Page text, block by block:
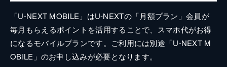
「U-NEXT MOBILE」はU-NEXTの「月額プラン」会員が
毎月もらえるポイントを活用することで、スマホ代がお得
になるモバイルプランです。ご利用には別途「U-NEXT M
OBILE」のお申し込みが必要となります。